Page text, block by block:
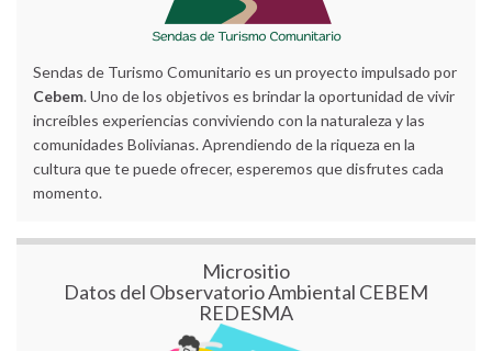
Sendas de Turismo Comunitario es un proyecto impulsado por
Cebem. Uno de los objetivos es brindar la oportunidad de vivir
increíbles experiencias conviviendo con la naturaleza y las
comunidades Bolivianas. Aprendiendo de la riqueza en la
cultura que te puede ofrecer, esperemos que disfrutes cada
momento.
Micrositio
Datos del Observatorio Ambiental CEBEM
REDESMA